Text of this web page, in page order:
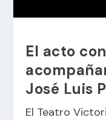
El acto
José Luis
El Teatro